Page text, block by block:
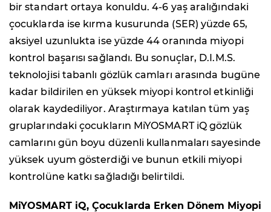
bir standart ortaya konuldu. 4-6 yaş aralığındaki
çocuklarda ise kırma kusurunda (SER) yüzde 65,
aksiyel uzunlukta ise yüzde 44 oranında miyopi
kontrol başarısı sağlandı. Bu sonuçlar, D.I.M.S.
teknolojisi tabanlı gözlük camları arasında bugüne
kadar bildirilen en yüksek miyopi kontrol etkinliği
olarak kaydediliyor. Araştırmaya katılan tüm yaş
gruplarındaki çocukların MiYOSMART iQ gözlük
camlarını gün boyu düzenli kullanmaları sayesinde
yüksek uyum gösterdiği ve bunun etkili miyopi
kontrolüne katkı sağladığı belirtildi.
MiYOSMART iQ, Çocuklarda Erken Dönem Miyopi